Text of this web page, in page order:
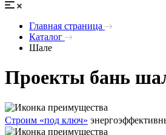
Главная страница
Каталог
Шале
Проекты бань
Строим «под ключ»